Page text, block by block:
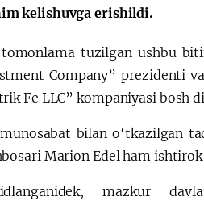
kelishuvga erishildi.
tuzilgan ushbu
Company” prezidenti
Fe LLC” kompaniyasi bosh
bilan o‘tkazilgan
Marion Edel ham
mazkur